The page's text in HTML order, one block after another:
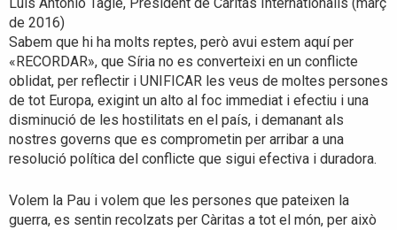
de 2016)
Sabem que hi ha molts reptes, però avui estem aquí per
«RECORDAR», que Síria no es converteixi en un conflicte
oblidat, per reflectir i UNIFICAR les veus de moltes persones
de tot Europa, exigint un alto al foc immediat i efectiu i una
disminució de les hostilitats en el país, i demanant als
nostres governs que es comprometin per arribar a una
resolució política del conflicte que sigui efectiva i duradora.
Volem la Pau i volem que les persones que pateixen la
guerra, es sentin recolzats per Càritas a tot el món, per això